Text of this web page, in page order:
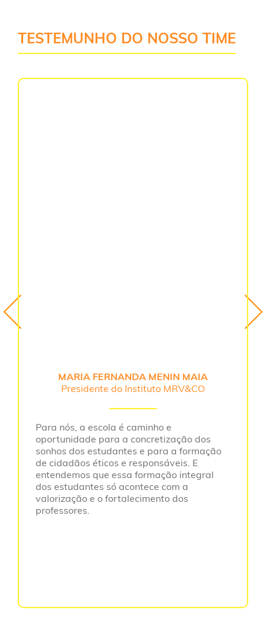
TESTEMUNHO DO NOSSO TIME
MARIA FERNANDA MENIN MAIA
Presidente do Instituto MRV&CO
Para nós, a escola é caminho e
oportunidade para a concretização dos
sonhos dos estudantes e para a formação
de cidadãos éticos e responsáveis. E
entendemos que essa formação integral
dos estudantes só acontece com a
valorização e o fortalecimento dos
professores.